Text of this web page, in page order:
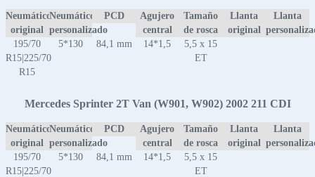
Neumático
original
Neumático
personalizado
PCD
Agujero
central
Tamaño
de rosca
Llanta
original
Llanta
195/70
R15|225/70
R15
5*130 84,1 mm 14*1,5
5,5 x 15
ET
Mercedes Sprinter 2T Van (W901, W902) 2002 211 CDI
Neumático
original
Neumático
personalizado
PCD
Agujero
central
Tamaño
de rosca
Llanta
original
Llanta
195/70
R15|225/70
5*130 84,1 mm 14*1,5
5,5 x 15
ET